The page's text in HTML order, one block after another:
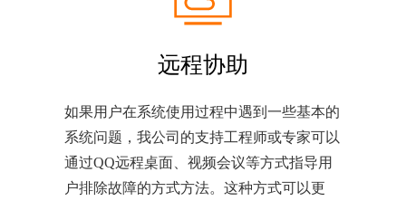
远程协助
如果用户在系统使用过程中遇到一些基本的
系统问题，我公司的支持工程师或专家可以
通过QQ远程桌面、视频会议等方式指导用
户排除故障的方式方法。这种方式可以更